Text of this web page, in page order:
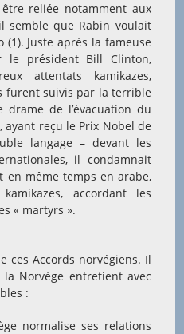
reliée notamment aux
semble que Rabin voulait
(1). Juste après la fameuse
le président Bill Clinton,
attentats kamikazes,
furent suivis par la terrible
de l’évacuation du
ayant reçu le Prix Nobel de
langage – devant les
il condamnait
en même temps en arabe,
accordant les
« martyrs ».
ces Accords norvégiens. Il
Norvège entretient avec
:
normalise ses relations